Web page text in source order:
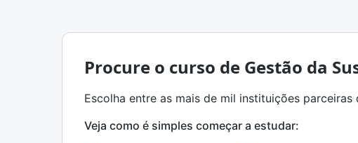
Procure o curso de Gestão da
Escolha entre as mais de mil instituições parceiras
Veja como é simples começar a estudar: